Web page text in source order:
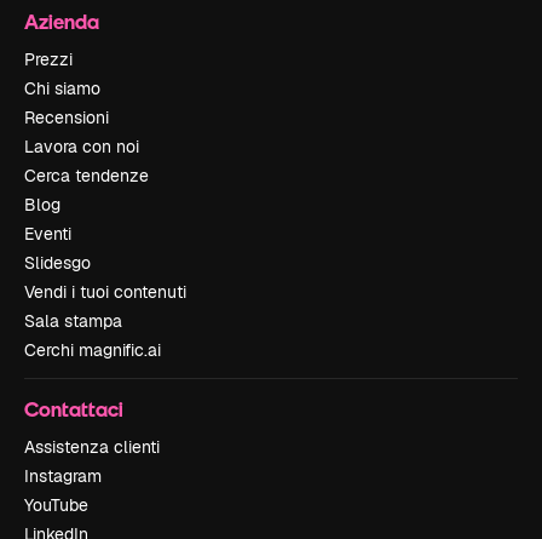
Azienda
Prezzi
Chi siamo
Recensioni
Lavora con noi
Cerca tendenze
Blog
Eventi
Slidesgo
Vendi i tuoi contenuti
Sala stampa
Cerchi magnific.ai
Contattaci
Assistenza clienti
Instagram
YouTube
LinkedIn